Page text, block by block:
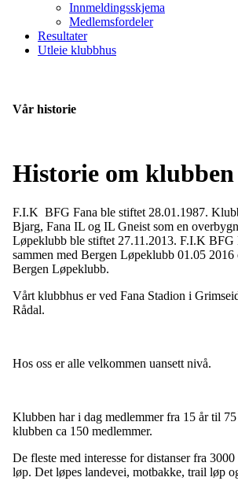
Innmeldingsskjema
Medlemsfordeler
Resultater
Utleie klubbhus
Vår historie
Historie om klubben
F.I.K BFG Fana ble stiftet 28.01.1987.
Bjarg, Fana IL og IL Gneist som en
Løpeklubb ble stiftet 27.11.2013. F.I.K BFG
sammen med Bergen Løpeklubb 01.05
Bergen Løpeklubb.
Vårt klubbhus er ved Fana Stadion i
Rådal.
Hos oss er alle velkommen uansett nivå.
Klubben har i dag medlemmer fra 15 år til
klubben ca 150 medlemmer.
De fleste med interesse for distanser fra
løp. Det løpes landevei, motbakke, trail løp